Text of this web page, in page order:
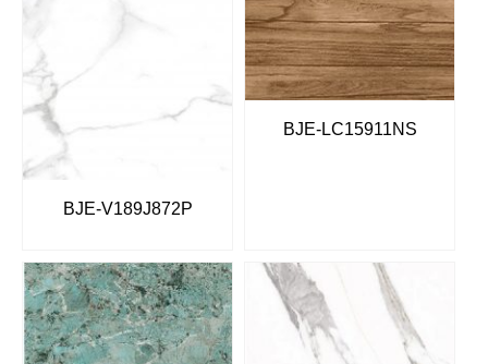
BJE-V189J872P
BJE-LC15911NS